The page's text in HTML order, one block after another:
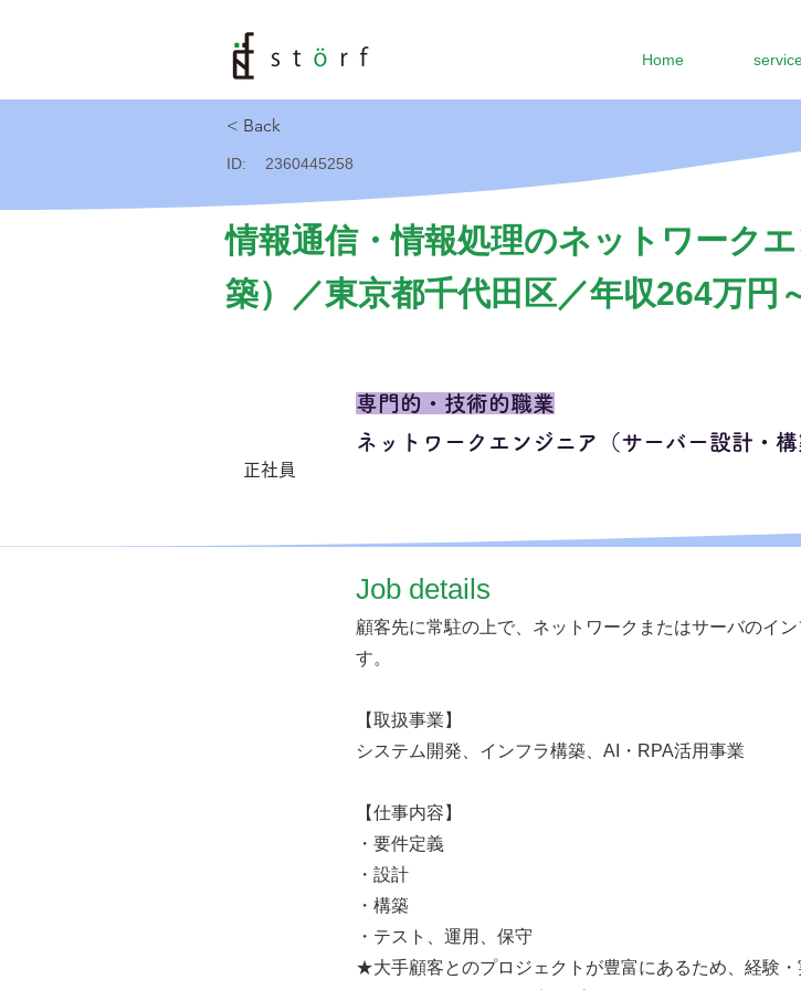
Home
< Back
ID: 2360445258
情報通信・情報処理のネットワーク
築）／東京都千代田区／年収264万円
正社員
専門的・技術的職業
ネットワークエンジニア（サーバー設計・構
​Job details
顧客先に常駐の上で、ネットワークまたはサーバのイ
す。
【取扱事業】
システム開発、インフラ構築、AI・RPA活用事業
【仕事内容】
・要件定義
・設計
・構築
・テスト、運用、保守
★大手顧客とのプロジェクトが豊富にあるため、経験・